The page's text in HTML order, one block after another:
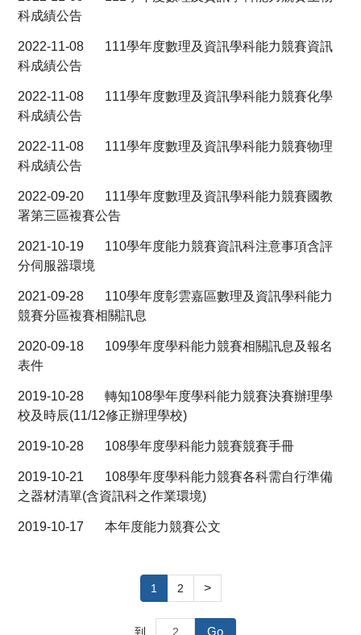
科成績公告
2022-11-08
111學年度數理及資訊學科能力競賽資訊
科成績公告
2022-11-08
111學年度數理及資訊學科能力競賽化學
科成績公告
2022-11-08
111學年度數理及資訊學科能力競賽物理
科成績公告
2022-09-20
111學年度數理及資訊學科能力競賽國教
署第三區複賽公告
2021-10-19
110學年度能力競賽資訊科注意事項含評
分伺服器環境
2021-09-28
110學年度彰雲嘉區數理及資訊學科能力
競賽分區複賽相關訊息
2020-09-18
109學年度學科能力競賽相關訊息及報名
表件
2019-10-28
轉知108學年度學科能力競賽決賽辦理學
校及時辰(11/12修正辦理學校)
2019-10-28 108學年度學科能力競賽競賽手冊
2019-10-21
108學年度學科能力競賽各科需自行準備
之器材清單(含資訊科之作業環境)
2019-10-17 本年度能力競賽公文
1 2 >
到 Go